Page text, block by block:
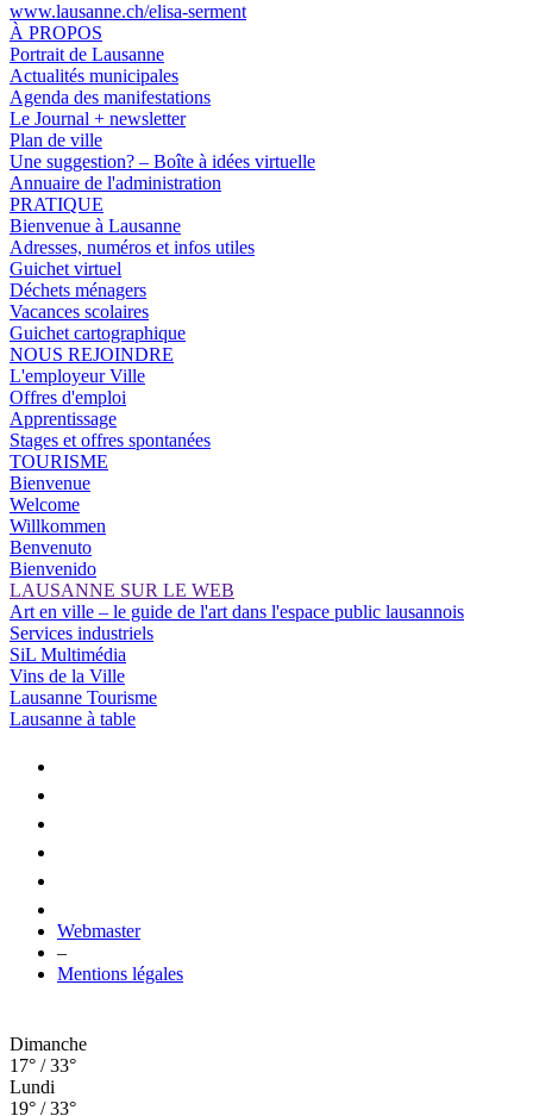
www.lausanne.ch/elisa-serment
À PROPOS
Portrait de Lausanne
Actualités municipales
Agenda des manifestations
Le Journal + newsletter
Plan de ville
Une suggestion? – Boîte à idées virtuelle
Annuaire de l'administration
PRATIQUE
Bienvenue à Lausanne
Adresses, numéros et infos utiles
Guichet virtuel
Déchets ménagers
Vacances scolaires
Guichet cartographique
NOUS REJOINDRE
L'employeur Ville
Offres d'emploi
Apprentissage
Stages et offres spontanées
TOURISME
Bienvenue
Welcome
Willkommen
Benvenuto
Bienvenido
LAUSANNE SUR LE WEB
Art en ville – le guide de l'art dans l'espace public lausannois
Services industriels
SiL Multimédia
Vins de la Ville
Lausanne Tourisme
Lausanne à table
Webmaster
–
Mentions légales
Dimanche
17° / 33°
Lundi
19° / 33°